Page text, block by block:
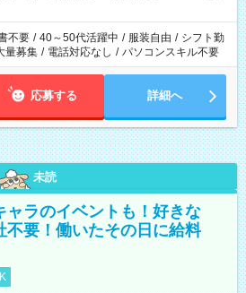
不要 / 40～50代活躍中 / 服装自由 / シフト勤
量募集 / 電話対応なし / パソコンスキル不要
応募する 詳細へ
未読
ャラのイベントも！好きな
要！働いたその日に給料